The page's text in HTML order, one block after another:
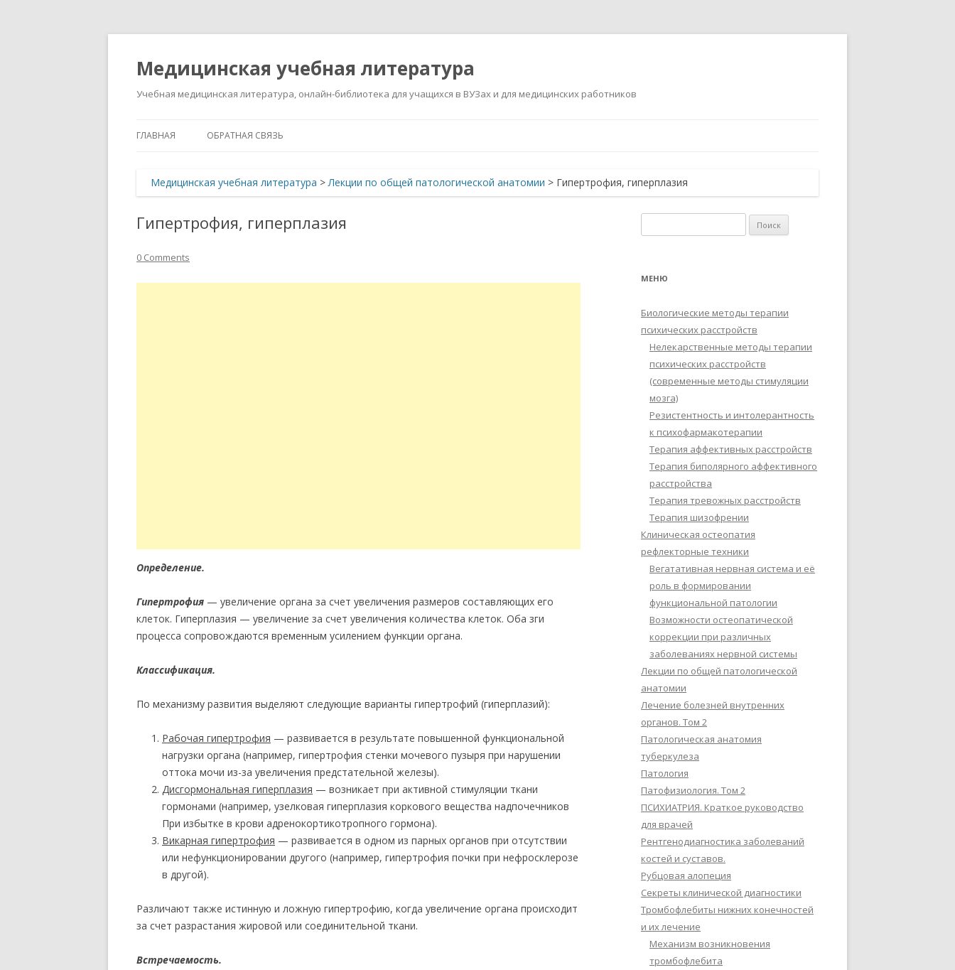
Медицинская учебная литература
Учебная медицинская литература, онлайн-библиотека для учащихся в ВУЗах и для медицинских работников
ГЛАВНАЯ ОБРАТНАЯ СВЯЗЬ
Медицинская учебная литература >Лекции по общей патологической анатомии > Гипертрофия, гиперплазия
Гипертрофия, гиперплазия
0 Comments
Определение.
Гипертрофия — увеличение органа за счет увеличения размеров составляющих его
клеток. Гиперплазия — увеличение за счет увеличения количества клеток. Оба зги
процесса сопровождаются временным усилением функции органа.
Классификация.
По механизму развития выделяют следующие варианты гипертрофий (гиперплазий):
Рабочая гипертрофия — развивается в результате повышенной функциональной
нагрузки органа (например, гипертрофия стенки мочевого пузыря при нарушении
оттока мочи из-за увеличения предстательной железы).
Дисгормональная гиперплазия — возникает при активной стимуляции ткани
гормонами (например, узелковая гиперплазия коркового вещества надпочечников
При избытке в крови адренокортикотропного гормона).
Викарная гипертрофия — развивается в одном из парных органов при отсутствии
или нефункционировании другого (например, гипертрофия почки при нефросклерозе
в другой).
Различают также истинную и ложную гипертрофию, когда увеличение органа происходит
за счет разрастания жировой или соединительной ткани.
Встречаемость.
МЕНЮ
Биологические методы терапии
психических расстройств
Нелекарственные методы терапии
психических расстройств
(современные методы стимуляции
мозга)
Резистентность и интолерантность
к психофармакотерапии
Терапия аффективных расстройств
Терапия биполярного аффективного
расстройства
Терапия тревожных расстройств
Терапия шизофрении
Клиническая остеопатия
рефлекторные техники
Вегатативная нервная система и её
роль в формировании
функциональной патологии
Возможности остеопатической
коррекции при различных
заболеваниях нервной системы
Лекции по общей патологической
анатомии
Лечение болезней внутренних
органов. Том 2
Патологическая анатомия
туберкулеза
Патология
Патофизиология. Том 2
ПСИХИАТРИЯ. Краткое руководство
для врачей
Рентгенодиагностика заболеваний
костей и суставов.
Рубцовая алопеция
Секреты клинической диагностики
Тромбофлебиты нижних конечностей
и их лечение
Механизм возникновения
тромбофлебита